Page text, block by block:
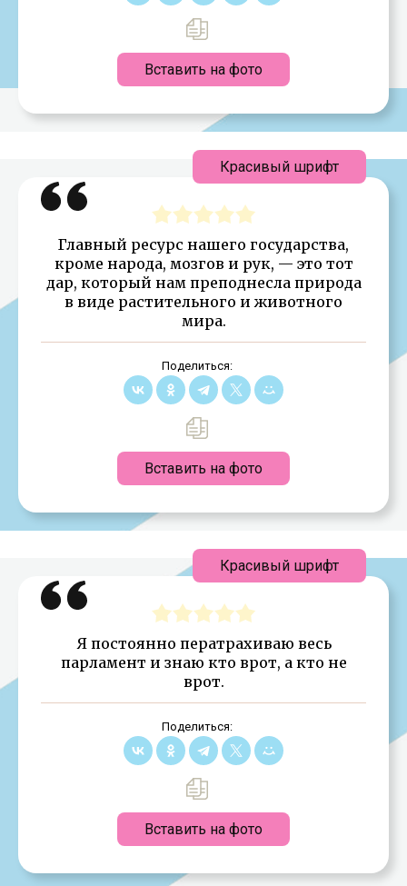
Вставить на фото
Главный ресурс нашего государства,
кроме народа, мозгов и рук, — это тот
дар, который нам преподнесла природа
в виде растительного и животного
мира.
Поделиться:
Вставить на фото
Красивый шрифт
Я постоянно ператрахиваю весь
парламент и знаю кто врот, а кто не
врот.
Поделиться:
Вставить на фото
Красивый шрифт